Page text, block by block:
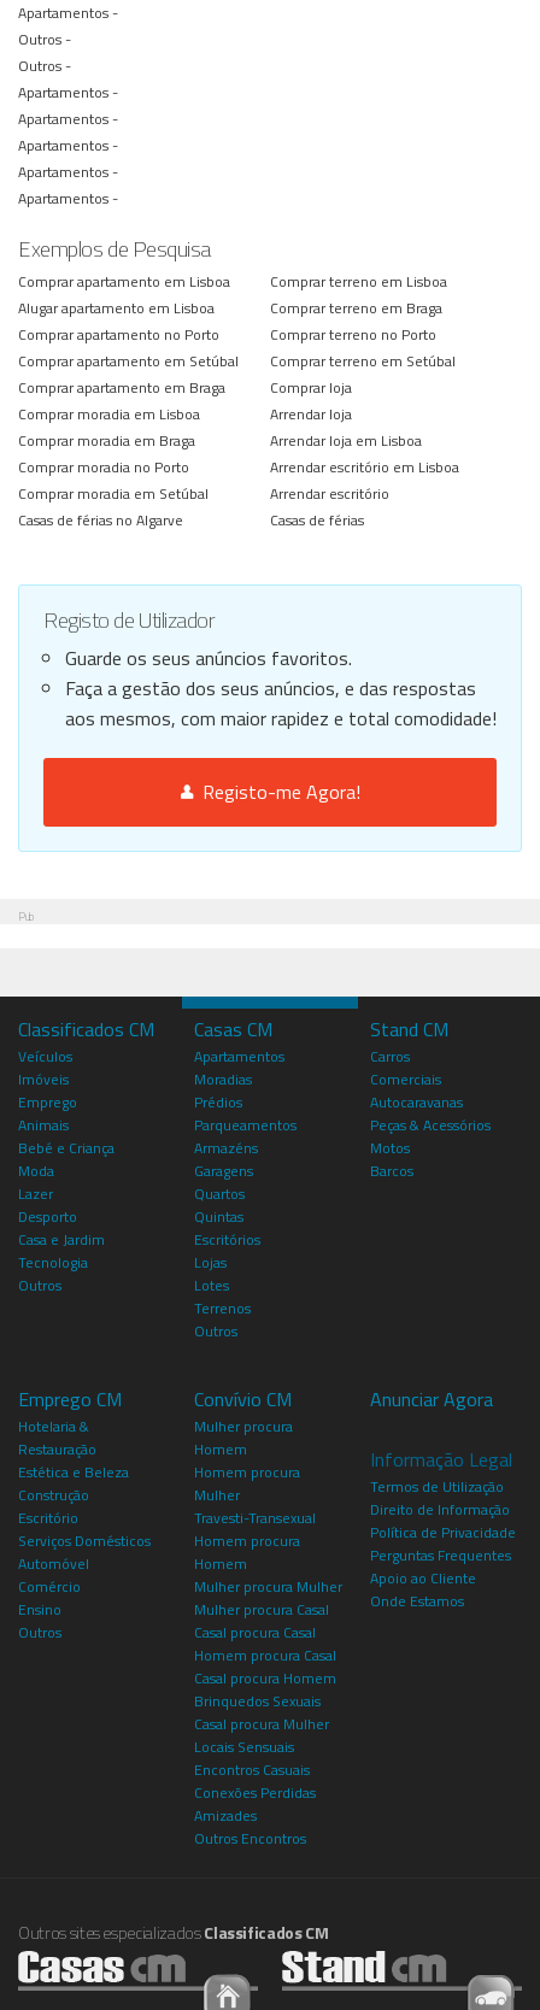
Apartamentos -
Outros -
Outros -
Apartamentos -
Apartamentos -
Apartamentos -
Apartamentos -
Apartamentos -
Exemplos de Pesquisa
Comprar apartamento em Lisboa
Alugar apartamento em Lisboa
Comprar apartamento no Porto
Comprar apartamento em Setúbal
Comprar apartamento em Braga
Comprar moradia em Lisboa
Comprar moradia em Braga
Comprar moradia no Porto
Comprar moradia em Setúbal
Casas de férias no Algarve
Comprar terreno em Lisboa
Comprar terreno em Braga
Comprar terreno no Porto
Comprar terreno em Setúbal
Comprar loja
Arrendar loja
Arrendar loja em Lisboa
Arrendar escritório em Lisboa
Arrendar escritório
Casas de férias
Registo de Utilizador
Guarde os seus anúncios favoritos.
Faça a gestão dos seus anúncios, e das respostas
aos mesmos, com maior rapidez e total comodidade!
Registo-me Agora!
Pub
Classificados CM
Veículos
Imóveis
Emprego
Animais
Bebé e Criança
Moda
Lazer
Desporto
Casa e Jardim
Tecnologia
Outros
Casas CM
Apartamentos
Moradias
Prédios
Parqueamentos
Armazéns
Garagens
Quartos
Quintas
Escritórios
Lojas
Lotes
Terrenos
Outros
Stand CM
Carros
Comerciais
Autocaravanas
Peças & Acessórios
Motos
Barcos
Emprego CM
Hotelaria &
Restauração
Estética e Beleza
Construção
Escritório
Serviços Domésticos
Automóvel
Comércio
Ensino
Outros
Convívio CM
Mulher procura
Homem
Homem procura
Mulher
Travesti-Transexual
Homem procura
Homem
Mulher procura Mulher
Mulher procura Casal
Casal procura Casal
Homem procura Casal
Casal procura Homem
Brinquedos Sexuais
Casal procura Mulher
Locais Sensuais
Encontros Casuais
Conexões Perdidas
Amizades
Outros Encontros
Anunciar Agora
Informação Legal
Termos de Utilização
Direito de Informação
Política de Privacidade
Perguntas Frequentes
Apoio ao Cliente
Onde Estamos
Outros sites especializadosClassificados CM